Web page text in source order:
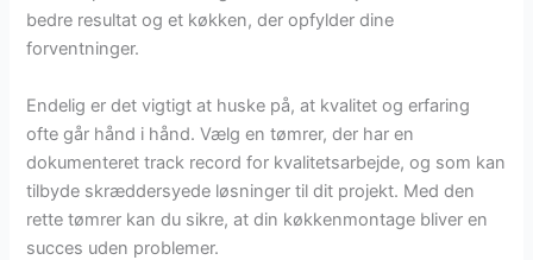
bedre resultat og et køkken, der opfylder dine
forventninger.
Endelig er det vigtigt at huske på, at kvalitet og erfaring
ofte går hånd i hånd. Vælg en tømrer, der har en
dokumenteret track record for kvalitetsarbejde, og som kan
tilbyde skræddersyede løsninger til dit projekt. Med den
rette tømrer kan du sikre, at din køkkenmontage bliver en
succes uden problemer.